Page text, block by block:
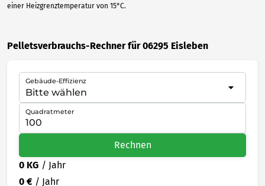
einer Heizgrenztemperatur von 15°C.
Pelletsverbrauchs-Rechner für 06295 Eisleben
Gebäude-Effizienz
Quadratmeter
Rechnen
0 KG / Jahr
0 € / Jahr